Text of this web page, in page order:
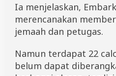
Ia menjelaskan,
merencanakan
jemaah dan petugas.
Namun terdapat 22
belum dapat